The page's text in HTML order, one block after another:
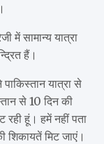
में सामान्य यात्रा
हैं।
पाकिस्तान यात्रा से
से 10 दिन की
हूं। हमें नहीं पता
शिकायतें मिट जाएं।